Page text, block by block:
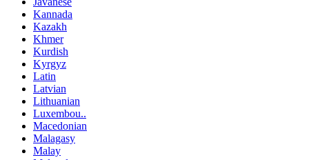
Kannada
Kazakh
Khmer
Kurdish
Kyrgyz
Latin
Latvian
Lithuanian
Luxembou..
Macedonian
Malagasy
Malay